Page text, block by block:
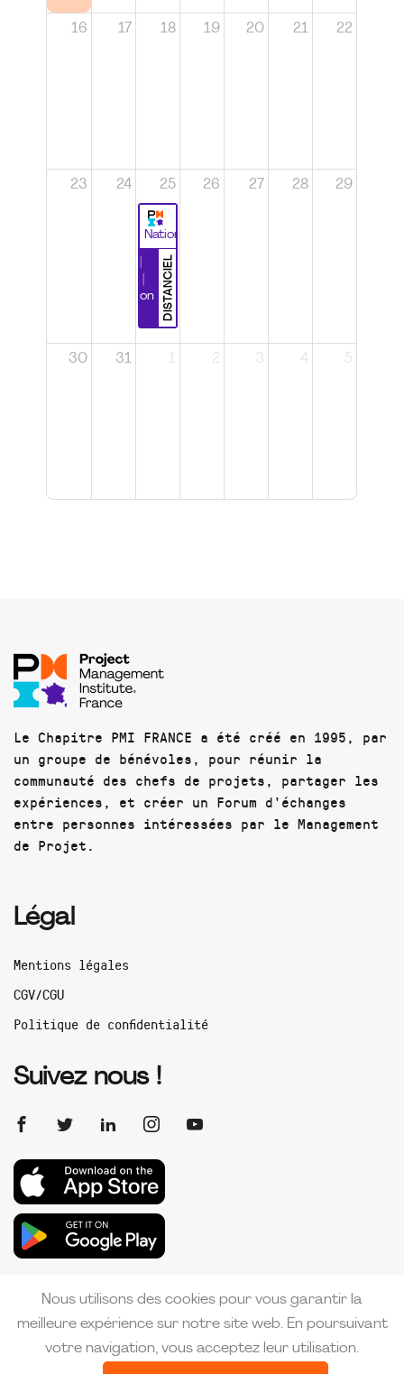
16 17 18 19 20 21 22
23 24 25
National
DISTANCIEL
Certification
26 27 28 29
30 31 1 2 3 4 5
Le Chapitre PMI FRANCE a été créé en 1995, par
un groupe de bénévoles, pour réunir la
communauté des chefs de projets, partager les
expériences, et créer un Forum d'échanges
entre personnes intéressées par le Management
de Projet.
Légal
Mentions légales
CGV/CGU
Politique de confidentialité
Suivez nous !
Copyright 2026 PMI France | Créé par
Nous utilisons des cookies pour vous garantir la
meilleure expérience sur notre site web. En poursuivant
votre navigation, vous acceptez leur utilisation.